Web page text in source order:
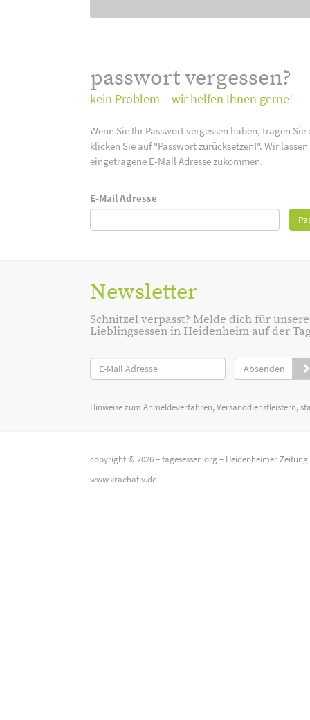
passwort vergessen?
kein Problem – wir helfen Ihnen gerne!
Wenn Sie Ihr Passwort vergessen haben, tragen
klicken Sie auf "Passwort zurücksetzen!". Wir
eingetragene E-Mail Adresse zukommen.
E-Mail Adresse
Newsletter
Schnitzel verpasst? Melde dich für
Lieblingsessen in Heidenheim auf der
Absenden
Hinweise zum Anmeldeverfahren, Versanddienstleistern,
copyright © 2026 –tagesessen.org– Heidenheimer Zeitung
www.kraehativ.de